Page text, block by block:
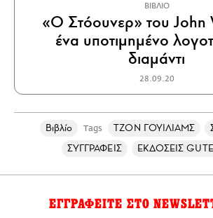
ΒΙΒΛΙΟ
«Ο Στόουνερ» του John
ένα υποτιμημένο
διαμάντι
28.09.20
Βιβλίο Tags ΤΖΟΝ ΓΟΥΙΛΙΑΜΣ
ΣΥΓΓΡΑΦΕΙΣ
ΕΚΔΟΣΕΙΣ
ΕΓΓΡΑΦΕΙΤΕ ΣΤΟ